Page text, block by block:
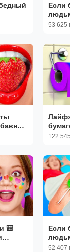
Если
с
53 625
122
🎒
Если
52 407